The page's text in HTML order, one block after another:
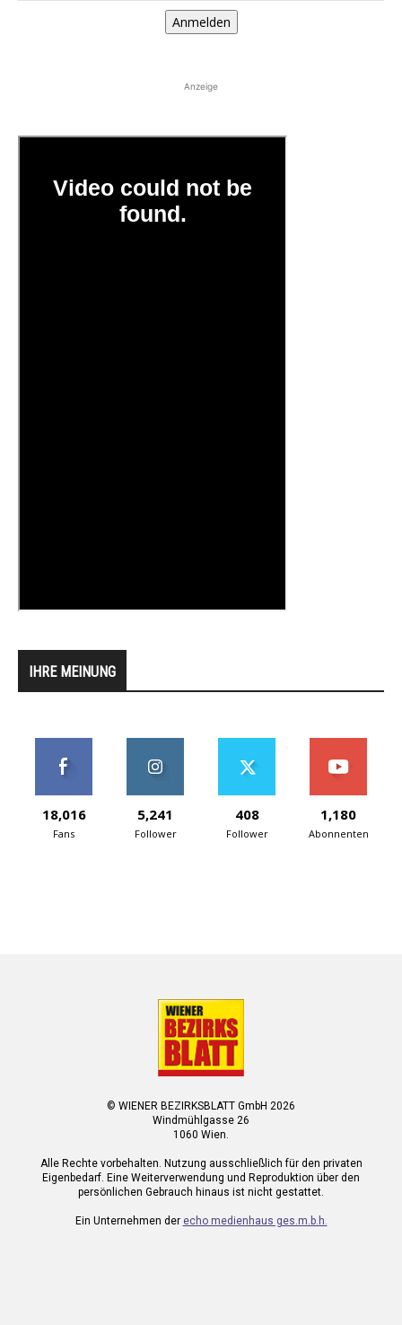
Anmelden
Anzeige
IHRE MEINUNG
18,016
Fans
5,241
Follower
408
Follower
1,180
Abonnenten
© WIENER BEZIRKSBLATT GmbH 2026
Windmühlgasse 26
1060 Wien.
Alle Rechte vorbehalten. Nutzung ausschließlich für den privaten
Eigenbedarf. Eine Weiterverwendung und Reproduktion über den
persönlichen Gebrauch hinaus ist nicht gestattet.
Ein Unternehmen der echo medienhaus ges.m.b.h.